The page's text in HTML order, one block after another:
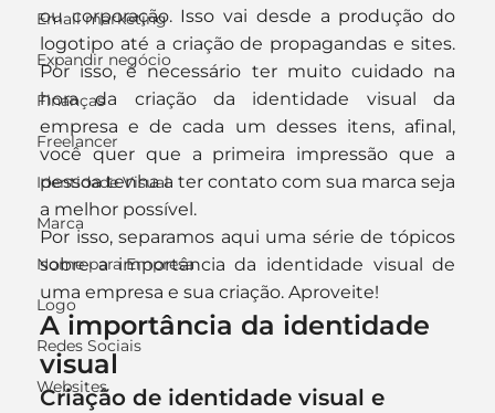
Email marketing
Expandir negócio
Finanças
Freelancer
Identidade Visual
Marca
Nome para Empresa
Logo
Redes Sociais
Websites
ou corporação. Isso vai desde a produção do
logotipo até a criação de propagandas e sites.
Por isso, é necessário ter muito cuidado na
hora da criação da identidade visual da
empresa e de cada um desses itens, afinal,
você quer que a primeira impressão que a
pessoa tenha a ter contato com sua marca seja
a melhor possível.
Por isso, separamos aqui uma série de tópicos
sobre a importância da identidade visual de
uma empresa e sua criação. Aproveite!
A importância da identidade
visual
Criação de identidade visual e